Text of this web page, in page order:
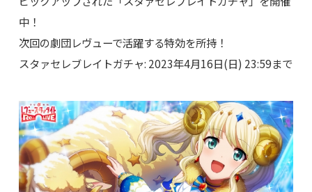
中！
次回の劇団レヴューで活躍する特効を所持！
スタァセレブレイトガチャ: 2023年4月16日(日) 23:59まで